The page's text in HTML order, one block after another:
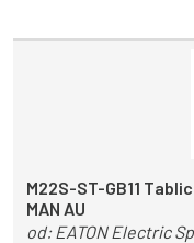
M22S-ST-GB11
MAN AU
od: EATON Electric